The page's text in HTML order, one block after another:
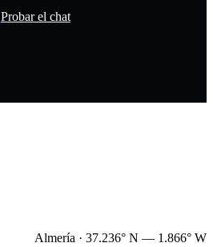
Probar el chat
Almería · 37.236° N — 1.866° W